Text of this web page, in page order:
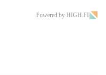
Powered by HIGH.FI